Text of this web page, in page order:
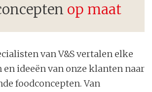
op maat
van V&S vertalen elke
en ideeën van onze klanten naar
foodconcepten. Van